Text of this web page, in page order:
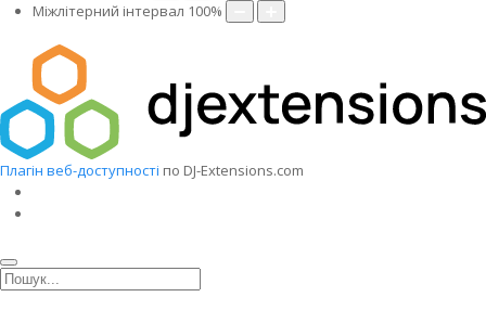
Міжлітерний інтервал 100%
Плагін веб-доступності по DJ-Extensions.com